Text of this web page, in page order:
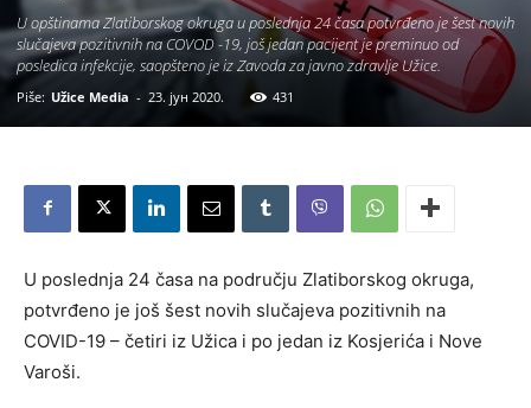
U opštinama Zlatiborskog okruga u poslednja 24 časa potvrđeno je šest novih
slučajeva pozitivnih na COVOD -19, još jedan pacijent je preminuo od
posledica infekcije, saopšteno je iz Zavoda za javno zdravlje Užice.
Piše: Užice Media - 23. јун 2020. 431
U poslednja 24 časa na području Zlatiborskog okruga,
potvrđeno je još šest novih slučajeva pozitivnih na
COVID-19 – četiri iz Užica i po jedan iz Kosjerića i Nove
Varoši.